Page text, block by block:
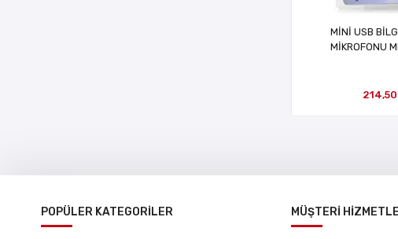
MİNİ USB
MİKROFONU
214,50
POPÜLER KATEGORİLER MÜŞTERİ